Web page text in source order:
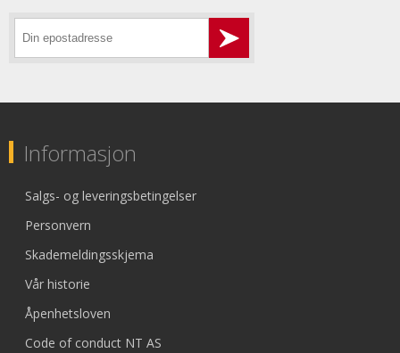
Informasjon
Salgs- og leveringsbetingelser
Personvern
Skademeldingsskjema
Vår historie
Åpenhetsloven
Code of conduct NT AS